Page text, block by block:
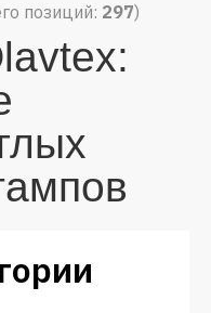
позиций: 297)